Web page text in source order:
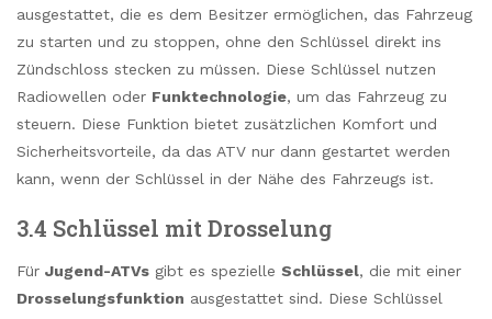
ausgestattet, die es dem Besitzer ermöglichen, das Fahrzeug
zu starten und zu stoppen, ohne den Schlüssel direkt ins
Zündschloss stecken zu müssen. Diese Schlüssel nutzen
Radiowellen oder Funktechnologie, um das Fahrzeug zu
steuern. Diese Funktion bietet zusätzlichen Komfort und
Sicherheitsvorteile, da das ATV nur dann gestartet werden
kann, wenn der Schlüssel in der Nähe des Fahrzeugs ist.
3.4 Schlüssel mit Drosselung
Für Jugend-ATVs gibt es spezielle Schlüssel, die mit einer
Drosselungsfunktion ausgestattet sind. Diese Schlüssel